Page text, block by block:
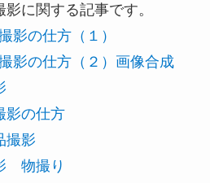
に関する記事です。
影の仕方（１）
影の仕方（２）画像合成
影の仕方
撮影
物撮り